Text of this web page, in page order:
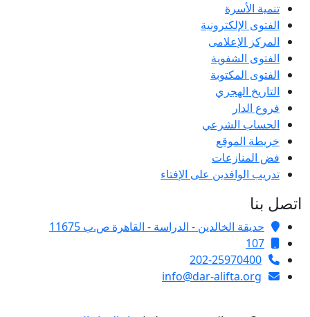
تنمية الأسرة
الفتوى الإلكترونية
المركز الإعلامى
الفتوى الشفوية
الفتوى المكتوبة
التاريخ الهجري
فروع الدار
الحساب الشرعي
خريطة الموقع
فض المنازعات
تدريب الوافدين على الإفتاء
اتصل بنا
حديقة الخالدين - الدراسة - القاهرة ص.ب 11675
107
202-25970400
info@dar-alifta.org